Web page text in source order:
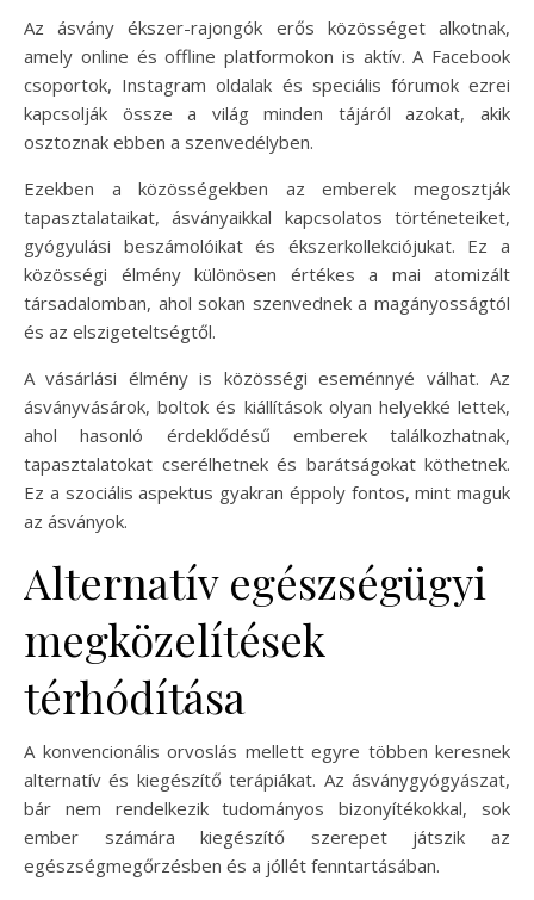
Az ásvány ékszer-rajongók erős közösséget alkotnak,
amely online és offline platformokon is aktív. A Facebook
csoportok, Instagram oldalak és speciális fórumok ezrei
kapcsolják össze a világ minden tájáról azokat, akik
osztoznak ebben a szenvedélyben.
Ezekben a közösségekben az emberek megosztják
tapasztalataikat, ásványaikkal kapcsolatos történeteiket,
gyógyulási beszámolóikat és ékszerkollekciójukat. Ez a
közösségi élmény különösen értékes a mai atomizált
társadalomban, ahol sokan szenvednek a magányosságtól
és az elszigeteltségtől.
A vásárlási élmény is közösségi eseménnyé válhat. Az
ásványvásárok, boltok és kiállítások olyan helyekké lettek,
ahol hasonló érdeklődésű emberek találkozhatnak,
tapasztalatokat cserélhetnek és barátságokat köthetnek.
Ez a szociális aspektus gyakran éppoly fontos, mint maguk
az ásványok.
Alternatív egészségügyi
megközelítések
térhódítása
A konvencionális orvoslás mellett egyre többen keresnek
alternatív és kiegészítő terápiákat. Az ásványgyógyászat,
bár nem rendelkezik tudományos bizonyítékokkal, sok
ember számára kiegészítő szerepet játszik az
egészségmegőrzésben és a jóllét fenntartásában.